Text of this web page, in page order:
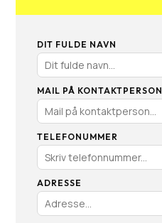
DIT FULDE NAVN
MAIL PÅ KONTAKTPERSON
TELEFONUMMER
ADRESSE